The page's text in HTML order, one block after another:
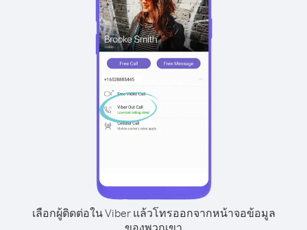
เลือกผู้ติดต่อใน Viber แล้วโทรออกจากหน้าจอข้อมูล
ของพวกเขา